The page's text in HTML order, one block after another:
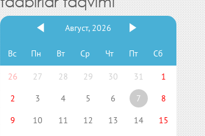
Август, 2026
Вс Пн Вт Ср Чт Пт Сб
26 27 28 29 30 31
1
2
3 4 5 6 7
8
9
10 11 12 13 14
15